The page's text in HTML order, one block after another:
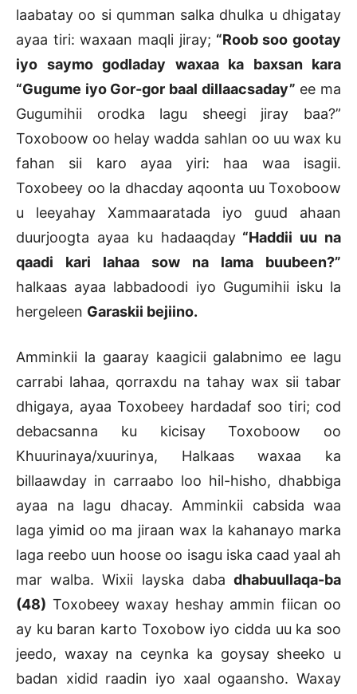
laabatay oo si qumman salka dhulka u dhigatay
ayaa tiri: waxaan maqli jiray; “Roob soo gootay
iyo saymo godladay waxaa ka baxsan kara
“Gugume iyo Gor-gor baal dillaacsaday” ee ma
Gugumihii orodka lagu sheegi jiray baa?”
Toxoboow oo helay wadda sahlan oo uu wax ku
fahan sii karo ayaa yiri: haa waa isagii.
Toxobeey oo la dhacday aqoonta uu Toxoboow
u leeyahay Xammaaratada iyo guud ahaan
duurjoogta ayaa ku hadaaqday“Haddii uu na
qaadi kari lahaa sow na lama buubeen?”
halkaas ayaa labbadoodi iyo Gugumihii isku la
hergeleen Garaskii bejiino.
Amminkii la gaaray kaagicii galabnimo ee lagu
carrabi lahaa, qorraxdu na tahay wax sii tabar
dhigaya, ayaa Toxobeey hardadaf soo tiri; cod
debacsanna ku kicisay Toxoboow oo
Khuurinaya/xuurinya, Halkaas waxaa ka
billaawday in carraabo loo hil-hisho, dhabbiga
ayaa na lagu dhacay. Amminkii cabsida waa
laga yimid oo ma jiraan wax la kahanayo marka
laga reebo uun hoose oo isagu iska caad yaal ah
mar walba. Wixii layska daba dhabuullaqa-ba
(48) Toxobeey waxay heshay ammin fiican oo
ay ku baran karto Toxobow iyo cidda uu ka soo
jeedo, waxay na ceynka ka goysay sheeko u
badan xidid raadin iyo xaal ogaansho. Waxay